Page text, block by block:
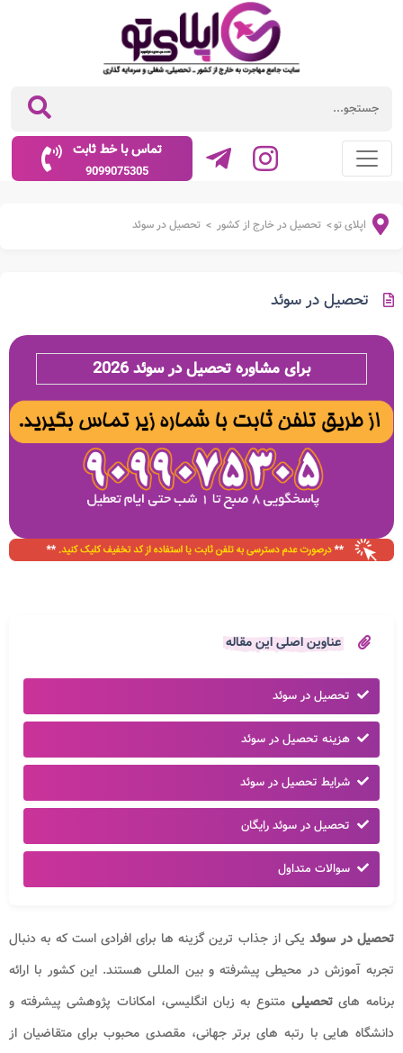
تماس با خط ثابت
9099075305
اپلای تو> تحصیل در خارج از کشور > تحصیل در سوئد
تحصیل در سوئد
برای مشاوره تحصیل در سوئد 2026
عناوین اصلی این مقاله
تحصیل در سوئد
هزینه تحصیل در سوئد
شرایط تحصیل در سوئد
تحصیل در سوئد رایگان
سوالات متداول
تحصیل در سوئدیکی از جذاب ترین گزینه ها برای افرادی است که به دنبال
تجربه آموزش در محیطی پیشرفته و بین المللی هستند. این کشور با ارائه
برنامه هایتحصیلیمتنوع به زبان انگلیسی، امکانات پژوهشی پیشرفته و
دانشگاه هایی با رتبه های برتر جهانی، مقصدی محبوب برای متقاضیان از